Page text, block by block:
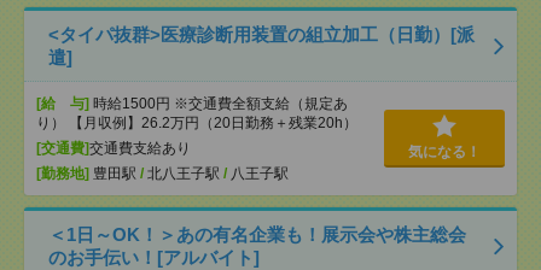
<タイパ抜群>医療診断用装置の組立加工（日勤）[派
遣]
[給 与] 時給1500円 ※交通費全額支給（規定あ
り） 【月収例】26.2万円（20日勤務＋残業20h）
[交通費]交通費支給あり
[勤務地] 豊田駅 / 北八王子駅 / 八王子駅
気になる！
＜1日～OK！＞あの有名企業も！展示会や株主総会
のお手伝い！[アルバイト]